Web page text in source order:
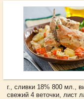
г., сливки 18% 800 мл.,
свежий 4 веточки, лист